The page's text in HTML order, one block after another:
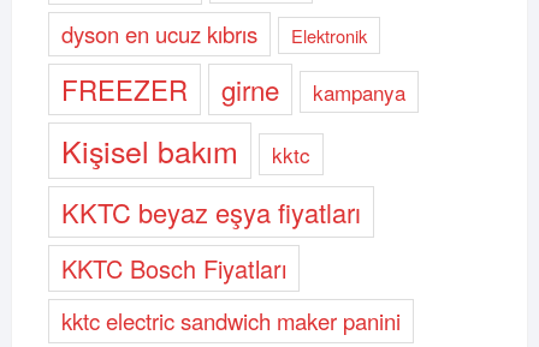
dyson en ucuz kıbrıs Elektronik
FREEZER girne kampanya
Kişisel bakım kktc
KKTC beyaz eşya fiyatları
KKTC Bosch Fiyatları
kktc electric sandwich maker panini